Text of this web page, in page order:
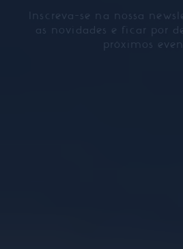
Inscreva-se na nossa
as novidades e ficar por
próximos